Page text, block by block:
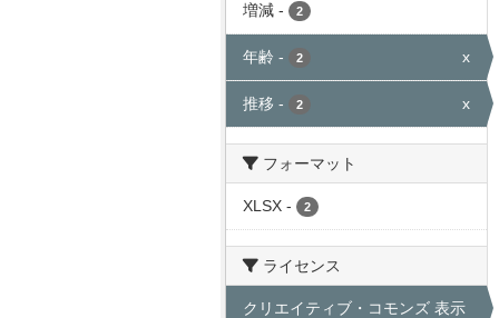
増減 - 2
年齢 - 2 x
推移 - 2 x
フォーマット
XLSX - 2
ライセンス
クリエイティブ・コモンズ 表示